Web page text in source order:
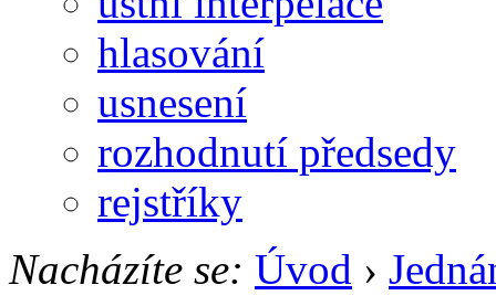
hlasování
usnesení
rozhodnutí předsedy
rejstříky
Nacházíte se: Úvod ›